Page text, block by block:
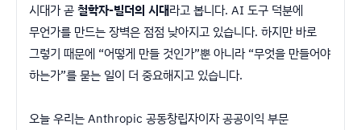
시대가 곧철학자-빌더의 시대라고 봅니다. AI 도구 덕분에
무언가를 만드는 장벽은 점점 낮아지고 있습니다. 하지만 바로
그렇기 때문에 “어떻게 만들 것인가”뿐 아니라 “무엇을 만들어야
하는가”를 묻는 일이 더 중요해지고 있습니다.
오늘 우리는 Anthropic 공동창립자이자 공공이익 부문